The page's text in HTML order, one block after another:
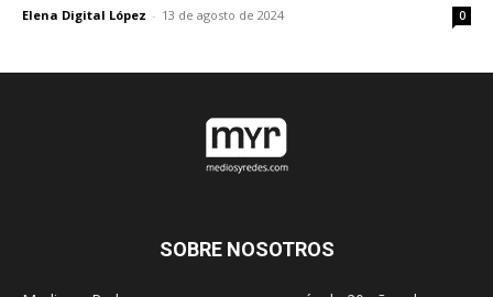
Elena Digital López - 13 de agosto de 2024 0
SOBRE NOSOTROS